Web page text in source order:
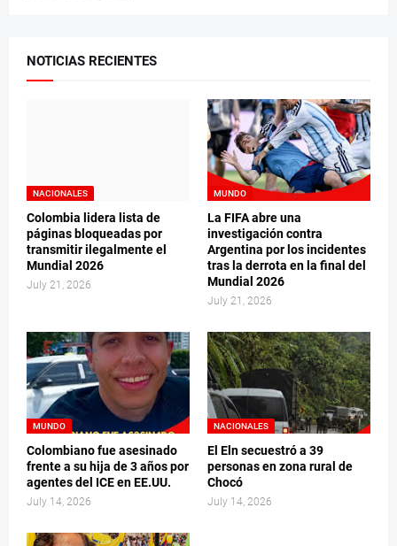
NOTICIAS RECIENTES
NACIONALES
Colombia lidera lista de
páginas bloqueadas por
transmitir ilegalmente el
Mundial 2026
July 21, 2026
MUNDO
La FIFA abre una
investigación contra
Argentina por los incidentes
tras la derrota en la final del
Mundial 2026
July 21, 2026
MUNDO
Colombiano fue asesinado
frente a su hija de 3 años por
agentes del ICE en EE.UU.
July 14, 2026
NACIONALES
El Eln secuestró a 39
personas en zona rural de
Chocó
July 14, 2026